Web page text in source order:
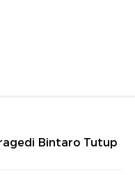
Bintaro Tutup